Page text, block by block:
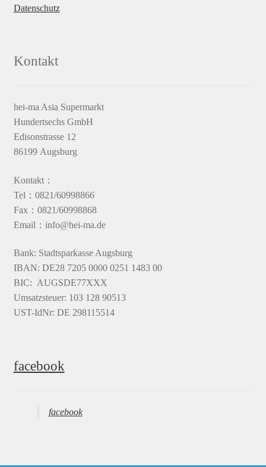
Datenschutz
Kontakt
hei-ma Asia Supermarkt
Hundertsechs GmbH
Edisonstrasse 12
86199 Augsburg
Kontakt：
Tel：0821/60998866
Fax：0821/60998868
Email：info@hei-ma.de
Bank: Stadtsparkasse Augsburg
IBAN: DE28 7205 0000 0251 1483 00
BIC: AUGSDE77XXX
Umsatzsteuer: 103 128 90513
UST-IdNr: DE 298115514
facebook
facebook